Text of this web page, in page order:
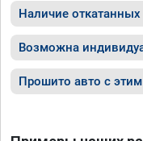
Наличие
Возможна
Прошито авто с